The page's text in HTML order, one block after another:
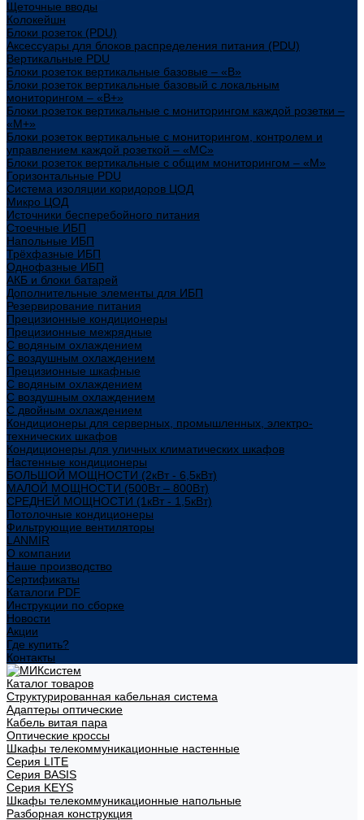
Щеточные вводы
Колокейшн
Блоки розеток (PDU)
Аксессуары для блоков распределения питания (PDU)
Вертикальные PDU
Блоки розеток вертикальные базовые – «В»
Блоки розеток вертикальные базовый с локальным
мониторингом – «В+»
Блоки розеток вертикальные с мониторингом каждой розетки –
«М+»
Блоки розеток вертикальные с мониторингом, контролем и
управлением каждой розеткой – «МС»
Блоки розеток вертикальные с общим мониторингом – «М»
Горизонтальные PDU
Система изоляции коридоров ЦОД
Микро ЦОД
Источники бесперебойного питания
Стоечные ИБП
Напольные ИБП
Трёхфазные ИБП
Однофазные ИБП
АКБ и блоки батарей
Дополнительные элементы для ИБП
Резервирование питания
Прецизионные кондиционеры
Прецизионные межрядные
С водяным охлаждением
С воздушным охлаждением
Прецизионные шкафные
С водяным охлаждением
С воздушным охлаждением
С двойным охлаждением
Кондиционеры для серверных, промышленных, электро-
технических шкафов
Кондиционеры для уличных климатических шкафов
Настенные кондиционеры
БОЛЬШОЙ МОЩНОСТИ (2кВт - 6,5кВт)
МАЛОЙ МОЩНОСТИ (500Вт – 800Вт)
СРЕДНЕЙ МОЩНОСТИ (1кВт - 1,5кВт)
Потолочные кондиционеры
Фильтрующие вентиляторы
LANMIR
О компании
Наше производство
Сертификаты
Каталоги PDF
Инструкции по сборке
Новости
Акции
Где купить?
Контакты
Каталог товаров
Структурированная кабельная система
Адаптеры оптические
Кабель витая пара
Оптические кроссы
Шкафы телекоммуникационные настенные
Cерия LITE
Cерия BASIS
Cерия KEYS
Шкафы телекоммуникационные напольные
Разборная конструкция